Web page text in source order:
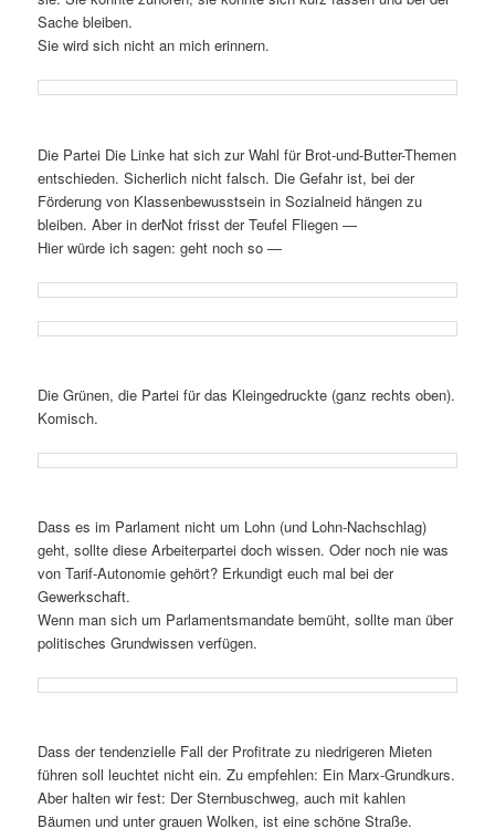
Sache bleiben.
Sie wird sich nicht an mich erinnern.
Die Partei Die Linke hat sich zur Wahl für Brot-und-Butter-Themen
entschieden. Sicherlich nicht falsch. Die Gefahr ist, bei der
Förderung von Klassenbewusstsein in Sozialneid hängen zu
bleiben. Aber in derNot frisst der Teufel Fliegen —
Hier würde ich sagen: geht noch so —
Die Grünen, die Partei für das Kleingedruckte (ganz rechts oben).
Komisch.
Dass es im Parlament nicht um Lohn (und Lohn-Nachschlag)
geht, sollte diese Arbeiterpartei doch wissen. Oder noch nie was
von Tarif-Autonomie gehört? Erkundigt euch mal bei der
Gewerkschaft.
Wenn man sich um Parlamentsmandate bemüht, sollte man über
politisches Grundwissen verfügen.
Dass der tendenzielle Fall der Profitrate zu niedrigeren Mieten
führen soll leuchtet nicht ein. Zu empfehlen: Ein Marx-Grundkurs.
Aber halten wir fest: Der Sternbuschweg, auch mit kahlen
Bäumen und unter grauen Wolken, ist eine schöne Straße.